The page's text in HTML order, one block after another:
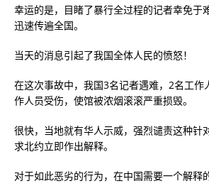
幸运的是，目睹了暴行全过程的记者幸免于
迅速传遍全国。
当天的消息引起了我国全体人民的愤怒！
在这次事故中，我国3名记者遇难，2名工作
作人员受伤，使馆被浓烟滚滚严重损毁。
很快，当地就有华人示威，强烈谴责这种针
求北约立即作出解释。
对于如此恶劣的行为，在中国需要一个解释